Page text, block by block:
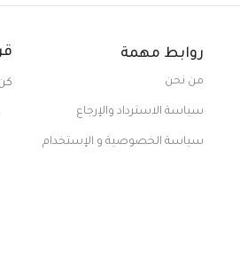
روابط مهمة
من نحن
سياسة الاسترداد والإرجاع
سياسة الخصوصية و الإستخدام